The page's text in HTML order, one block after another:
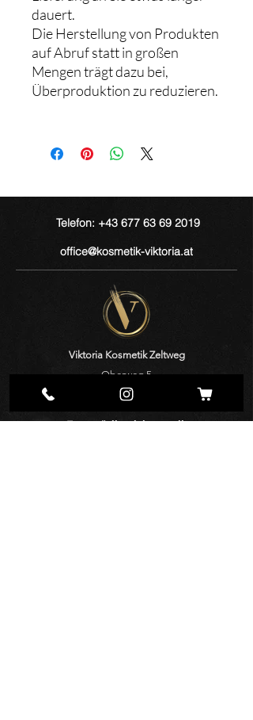
dauert.
Die Herstellung von Produkten
auf Abruf statt in großen
Mengen trägt dazu bei,
Überproduktion zu reduzieren.
Telefon: +43 677 63 69 2019
office@kosmetik-viktoria.at
Viktoria Kosmetik Zeltweg
Oberweg 5
A-8740 Zeltweg, Steiermark
Tag us#viktoriakosmetik